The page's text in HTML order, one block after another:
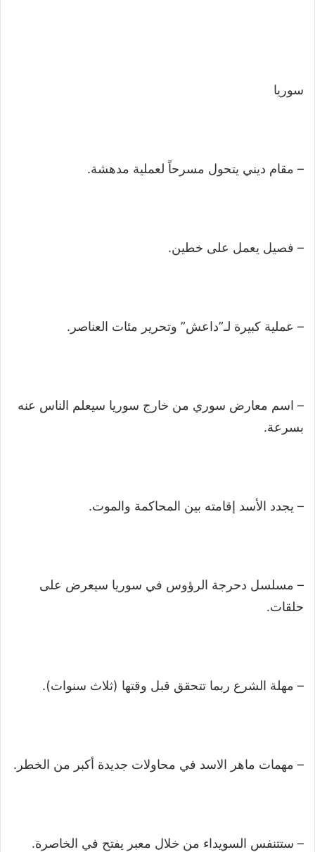
سوريا
– مقام ديني يتحول مسرحاً لعملية مدهشة.
– فصيل يعمل على خطين.
– عملية كبيرة لـ”داعش” وتحرير مئات العناصر.
– اسم معارض سوري من خارج سوريا سيعلم الناس عنه
بسرعة.
– يجدد الأسد إقامته بين المحاكمة والموت.
– مسلسل دحرجة الرؤوس في سوريا سيعرض على
حلقات.
– مهلة الشرع ربما تتحقق قبل وقتها (ثلاث سنوات).
– مهمات ماهر الاسد في محاولات جديدة أكبر من الخطر.
– ستتنفس السويداء من خلال معبر يفتح في الخاصرة.